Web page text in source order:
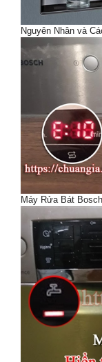
Nguyên Nhân và
Máy Rửa Bát